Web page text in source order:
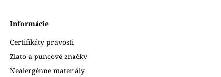
Informácie
Certifikáty pravosti
Zlato a puncové značky
Nealergénne materiály